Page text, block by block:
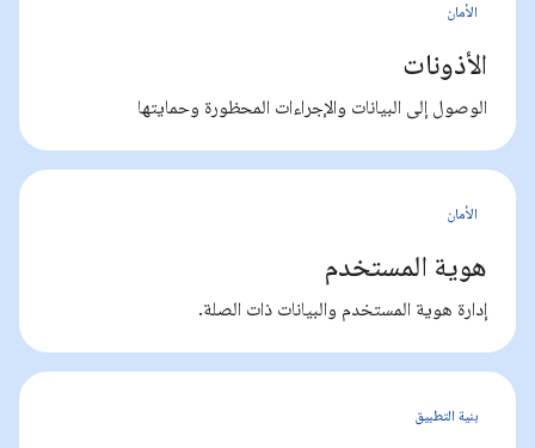
الأمان
الأذونات
الوصول إلى البيانات والإجراءات المحظورة وحمايتها
الأمان
هوية المستخدم
إدارة هوية المستخدم والبيانات ذات الصلة.
بنية التطبيق